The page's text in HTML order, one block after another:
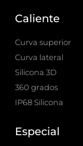
Caliente
Curva superior
Curva lateral
Silicona 3D
360 grados
IP68 Silicona
Especial